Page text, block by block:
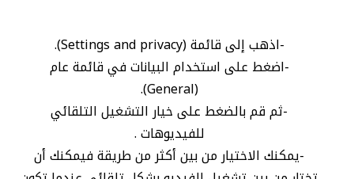
-اذهب إلى قائمة (Settings and privacy).
-اضغط على استخدام البيانات في قائمة عام
(General).
-ثم قم بالضغط على خيار التشغيل التلقائي
للفيديوهات .
-يمكنك الاختيار من بين أكثر من طريقة فيمكنك أن